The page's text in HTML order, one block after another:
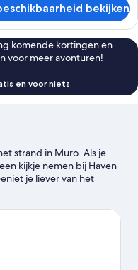
bekijken
komende kortingen en
voor meer avonturen!
en voor niets
strand in Muro. Als je
kijkje nemen bij Haven
je liever van het
Playa de Muro en
wat Plaza de Toros of